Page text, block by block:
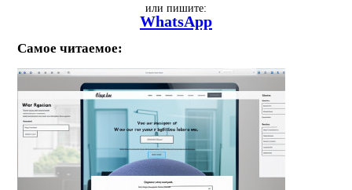
или пишите:
WhatsApp
Самое читаемое: